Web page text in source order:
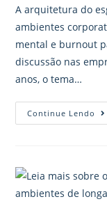
A arquitetura do
ambientes
mental e burnout
discussão nas
anos, o tema…
Continue Lendo